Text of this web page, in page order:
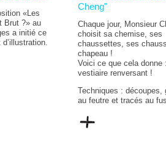
«Les
Brut ?» au
a initié ce
d’illustration.
Cheng"
Chaque jour, Monsieur
choisit sa chemise, ses
chaussettes, ses
chapeau !
Voici ce que cela donne
vestiaire renversant !
Techniques : découpes,
au feutre et tracés au